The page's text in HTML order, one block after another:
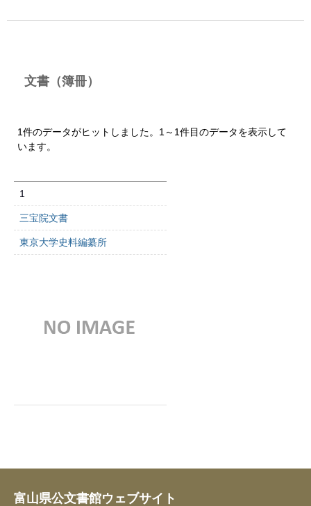
文書（簿冊）
1件のデータがヒットしました。1～1件目のデータを表示して
います。
1
三宝院文書
東京大学史料編纂所
富山県公文書館ウェブサイト